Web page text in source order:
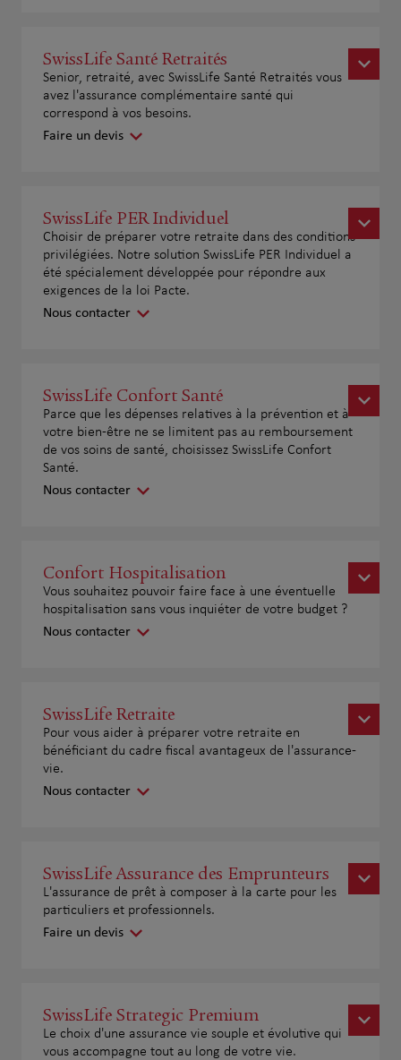
SwissLife Santé Retraités
Senior, retraité, avec SwissLife Santé Retraités vous
avez l'assurance complémentaire santé qui
correspond à vos besoins.
Faire un devis
SwissLife PER Individuel
Choisir de préparer votre retraite dans des conditions
privilégiées. Notre solution SwissLife PER Individuel a
été spécialement développée pour répondre aux
exigences de la loi Pacte.
Nous contacter
SwissLife Confort Santé
Parce que les dépenses relatives à la prévention et à
votre bien-être ne se limitent pas au remboursement
de vos soins de santé, choisissez SwissLife Confort
Santé.
Nous contacter
Confort Hospitalisation
Vous souhaitez pouvoir faire face à une éventuelle
hospitalisation sans vous inquiéter de votre budget ?
Nous contacter
SwissLife Retraite
Pour vous aider à préparer votre retraite en
bénéficiant du cadre fiscal avantageux de l'assurance-
vie.
Nous contacter
SwissLife Assurance des Emprunteurs
L'assurance de prêt à composer à la carte pour les
particuliers et professionnels.
Faire un devis
SwissLife Strategic Premium
Le choix d'une assurance vie souple et évolutive qui
vous accompagne tout au long de votre vie.